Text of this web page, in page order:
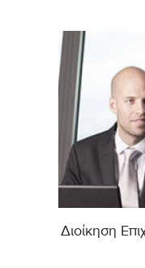
Διοίκηση